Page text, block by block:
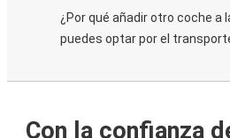
¿Por qué añadir otro coche a
puedes optar por el
Con la confianza